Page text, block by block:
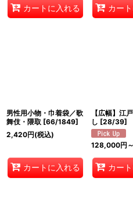
カートに入れる カー
男性用小物・巾着袋／歌
舞伎・隈取 [66/1849]
2,420円(税込)
カートに入れる
【広幅】江
し [28/39]
128,000円 ～
カー